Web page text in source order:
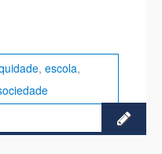
,escola,